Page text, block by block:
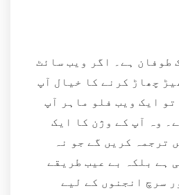
طوفان ہے۔ اگر ویب سائٹ
چھاڑ کرنے کا خیال آپ
ایک ویب فلو ماہر آپ
وہ آپ کے وژن کا ایک
ترجمہ کریں گے جو نہ
ہے بلکہ بے عیب طریقے
سرچ انجنوں کے لیے